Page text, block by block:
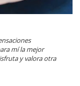
mí la mejor
y valora otra